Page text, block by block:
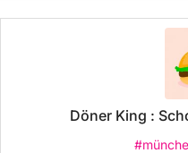
Döner King :